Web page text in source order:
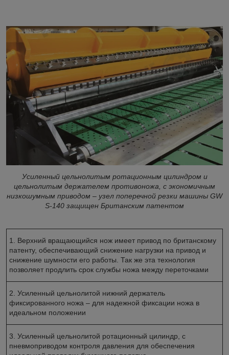
Усиленный цельнолитым ротационным цилиндром и
цельнолитым держателем противоножа, с экономичным
низкошумным приводом – узел поперечной резки машины GW
S-140 защищен Британским патентом
1. Верхний вращающийся нож имеет привод по британскому
патенту, обеспечивающий снижение нагрузки на привод и
снижение шумности его работы. Так же эта технология
позволяет продлить срок службы ножа между переточками
2. Усиленный цельнолитой нижний держатель
фиксированного ножа – для надежной фиксации ножа в
идеальном положении
3. Усиленный цельнолитой ротационный цилиндр, с
пневмоприводом контроля давления для обеспечения